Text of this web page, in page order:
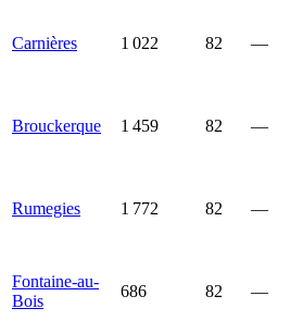
Carnières 1 022 82 —
Brouckerque 1 459 82 —
Rumegies 1 772 82 —
Fontaine-au-
Bois
686 82 —